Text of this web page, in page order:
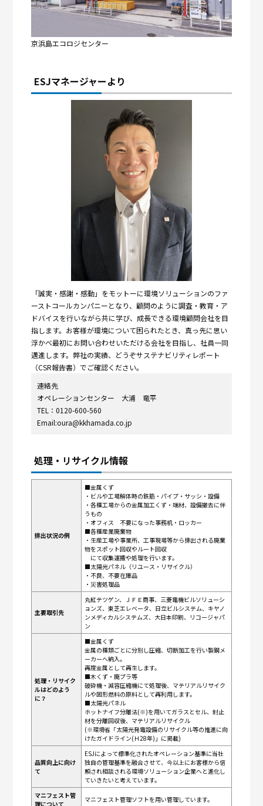
京浜島エコロジセンター
ESJマネージャーより
「誠実・感謝・感動」をモットーに環境ソリューションのファ
ーストコールカンパニーとなり、顧問のように調査・教育・ア
ドバイスを行いながら共に学び、成長できる環境顧問会社を目
指します。お客様が環境について困られたとき、真っ先に思い
浮かべ最初にお問い合わせいただける会社を目指し、社員一同
邁進します。弊社の実績、どうぞサステナビリティレポート
（CSR報告書）でご確認ください。
連絡先
オペレーションセンター 大浦 竜平
TEL：0120-600-560
Email:oura@kkhamada.co.jp
処理・リサイクル情報
排出状況の例
■金属くず
・ビルや工場解体時の鉄筋・パイプ・サッシ・設備
・各種工場からの金属加工くず・端材、設備撤去に伴
うもの
・オフィス 不要になった事務机・ロッカー
■各種産業廃棄物
・生産工場や事業所、工事現場等から排出される廃棄
物をスポット回収やルート回収
にて収集運搬や処理を行います。
■太陽光パネル（リユース・リサイクル）
・不良、不要在庫品
・災害処理品
主要取引先
丸紅テツゲン、ＪＦＥ商事、三菱電機ビルソリューシ
ョンズ、東芝エレベータ、日立ビルシステム、キヤノ
ンメディカルシステムズ、大日本印刷、リコージャパ
ン
処理・リサイク
ルはどのよう
に？
■金属くず
金属の種類ごとに分別し圧縮、切断加工を行い製鋼メ
ーカーへ納入。
再度金属として再生します。
■木くず・廃プラ等
破砕機・減容圧縮機にて処理後、マテリアルリサイク
ルや固形燃料の原料として再利用します。
■太陽光パネル
ホットナイフ分離法(※)を用いてガラスとセル、封止
材を分離回収後、マテリアルリサイクル
(※環境省「太陽光発電設備のリサイクル等の推進に向
けたガイドライン(Ｈ28年)」に掲載)
品質向上に向け
て
ESJによって標準化されたオペレーション基準に当社
独自の管理基準を融合させて、今以上にお客様から信
頼され相談される環境ソリューション企業へと進化し
ていきたいと考えています。
マニフェスト管
理について
マニフェスト管理ソフトを用い管理しています。